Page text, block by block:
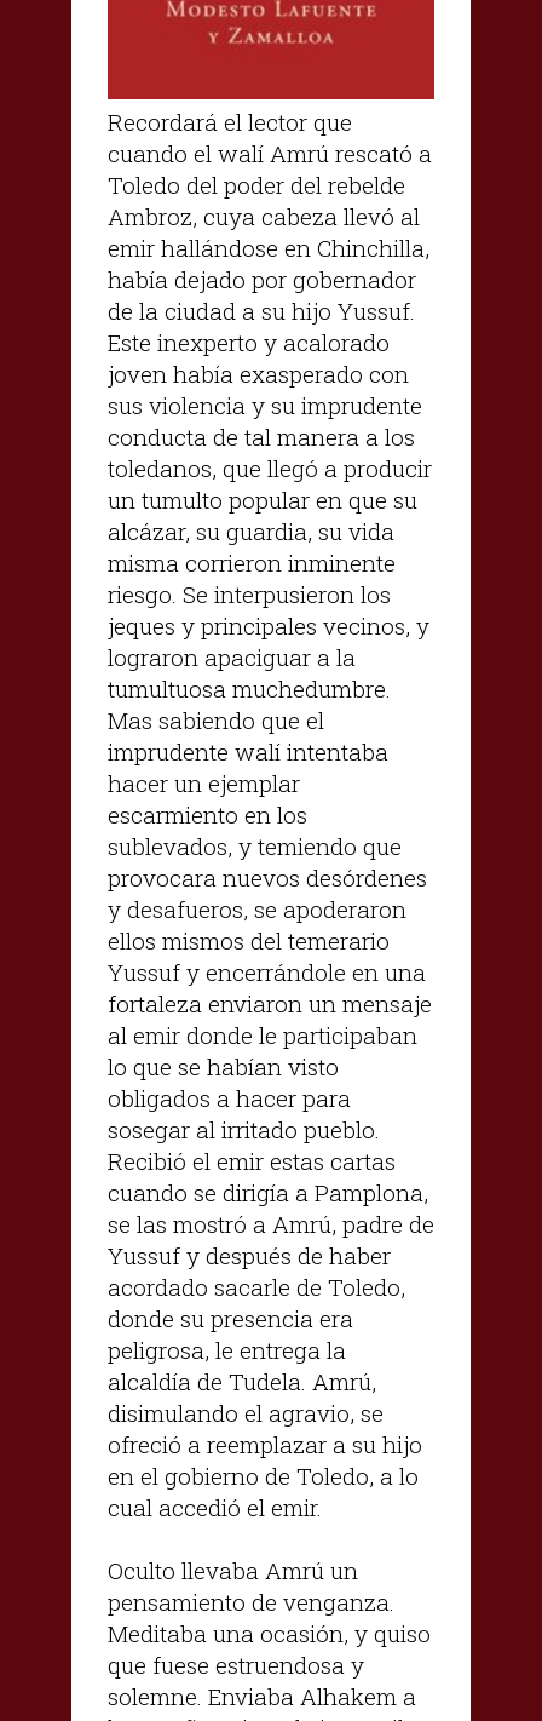
Recordará el lector que
cuando el walí Amrú rescató a
Toledo del poder del rebelde
Ambroz, cuya cabeza llevó al
emir hallándose en Chinchilla,
había dejado por gobernador
de la ciudad a su hijo Yussuf.
Este inexperto y acalorado
joven había exasperado con
sus violencia y su imprudente
conducta de tal manera a los
toledanos, que llegó a producir
un tumulto popular en que su
alcázar, su guardia, su vida
misma corrieron inminente
riesgo. Se interpusieron los
jeques y principales vecinos, y
lograron apaciguar a la
tumultuosa muchedumbre.
Mas sabiendo que el
imprudente walí intentaba
hacer un ejemplar
escarmiento en los
sublevados, y temiendo que
provocara nuevos desórdenes
y desafueros, se apoderaron
ellos mismos del temerario
Yussuf y encerrándole en una
fortaleza enviaron un mensaje
al emir donde le participaban
lo que se habían visto
obligados a hacer para
sosegar al irritado pueblo.
Recibió el emir estas cartas
cuando se dirigía a Pamplona,
se las mostró a Amrú, padre de
Yussuf y después de haber
acordado sacarle de Toledo,
donde su presencia era
peligrosa, le entrega la
alcaldía de Tudela. Amrú,
disimulando el agravio, se
ofreció a reemplazar a su hijo
en el gobierno de Toledo, a lo
cual accedió el emir.
Oculto llevaba Amrú un
pensamiento de venganza.
Meditaba una ocasión, y quiso
que fuese estruendosa y
solemne. Enviaba Alhakem a